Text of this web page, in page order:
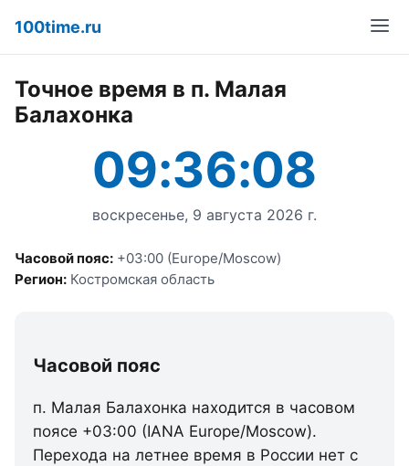
100time.ru
Точное время в п. Малая
Балахонка
09:36:08
воскресенье, 9 августа 2026 г.
Часовой пояс: +03:00 (Europe/Moscow)
Регион: Костромская область
Часовой пояс
п. Малая Балахонка находится в часовом
поясе +03:00 (IANA Europe/Moscow).
Перехода на летнее время в России нет с